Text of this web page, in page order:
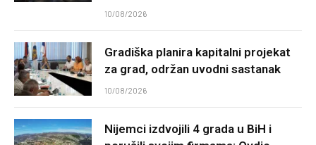
10/08/2026
Gradiška planira kapitalni projekat
za grad, održan uvodni sastanak
10/08/2026
Nijemci izdvojili 4 grada u BiH i